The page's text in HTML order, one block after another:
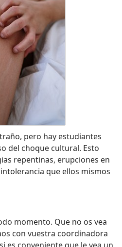
pero hay estudiantes
del choque cultural. Esto
repentinas, erupciones en
que ellos mismos
momento. Que no os vea
con vuestra coordinadora